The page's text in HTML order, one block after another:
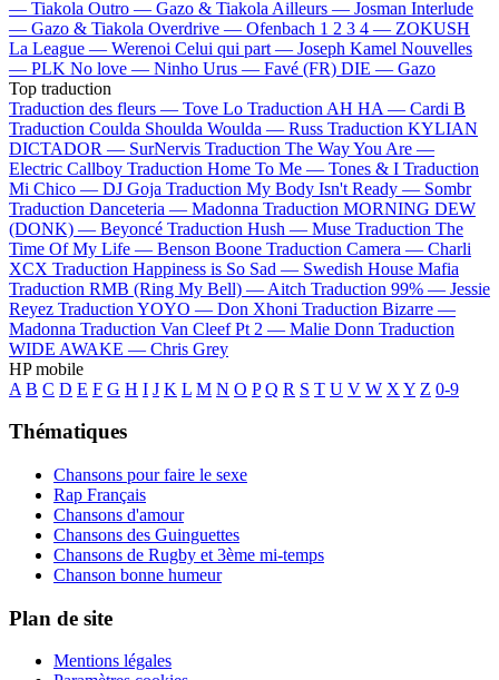
— Tiakola Outro — Gazo & Tiakola Ailleurs — Josman Interlude
— Gazo & Tiakola Overdrive — Ofenbach 1 2 3 4 — ZOKUSH
La League — Werenoi Celui qui part — Joseph Kamel Nouvelles
— PLK No love — Ninho Urus — Favé (FR) DIE — Gazo
Top traduction
Traduction des fleurs — Tove Lo Traduction AH HA — Cardi B
Traduction Coulda Shoulda Woulda — Russ Traduction KYLIAN
DICTADOR — SurNervis Traduction The Way You Are —
Electric Callboy Traduction Home To Me — Tones & I Traduction
Mi Chico — DJ Goja Traduction My Body Isn't Ready — Sombr
Traduction Danceteria — Madonna Traduction MORNING DEW
(DONK) — Beyoncé Traduction Hush — Muse Traduction The
Time Of My Life — Benson Boone Traduction Camera — Charli
XCX Traduction Happiness is So Sad — Swedish House Mafia
Traduction RMB (Ring My Bell) — Aitch Traduction 99% — Jessie
Reyez Traduction YOYO — Don Xhoni Traduction Bizarre —
Madonna Traduction Van Cleef Pt 2 — Malie Donn Traduction
WIDE AWAKE — Chris Grey
HP mobile
A B C D E F G H I J K L M N O P Q R S T U V W X Y Z 0-9
Thématiques
Chansons pour faire le sexe
Rap Français
Chansons d'amour
Chansons des Guinguettes
Chansons de Rugby et 3ème mi-temps
Chanson bonne humeur
Plan de site
Mentions légales